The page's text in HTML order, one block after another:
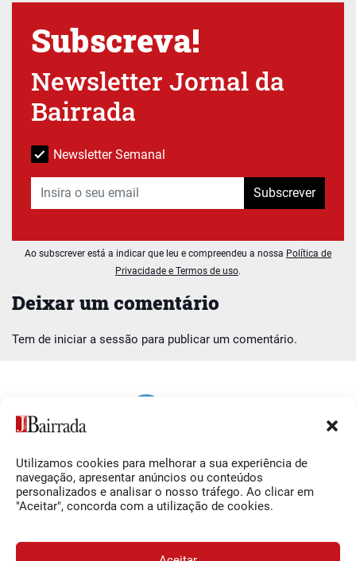
Utilizamos cookies para melhorar a sua experiência de
navegação, apresentar anúncios ou conteúdos
personalizados e analisar o nosso tráfego. Ao clicar em
"Aceitar", concorda com a utilização de cookies.
Deixar um comentário
Tem de iniciar a sessão para publicar um comentário.
Subscreva!
Newsletter Jornal da
Bairrada
Newsletter Semanal
Subscrever
Ao subscrever está a indicar que leu e compreendeu a nossa Política de
Privacidade e Termos de uso.
Siga-nos
Facebook
O Jornal da Bairrada
Contactos